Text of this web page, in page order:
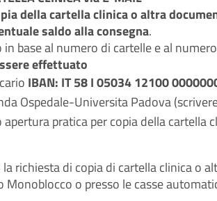
della cartella clinica o altra
saldo alla consegna.
base al numero di cartelle e al
effettuato
IBAN: IT 58 I 05034 12100
Ospedale-Universita Padova
pratica per copia della cartella
richiesta di copia di cartella clinica o
Monoblocco o presso le casse